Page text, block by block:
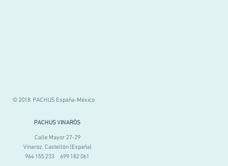
© 2018 PACHUS España-México
PACHUS VINARÒS
Calle Mayor 27-29
Vinaroz, Castellón (España)
964 155 233 699 182 061